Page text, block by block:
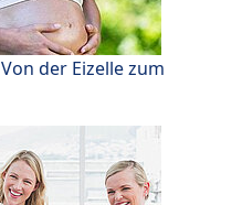
der Eizelle zum